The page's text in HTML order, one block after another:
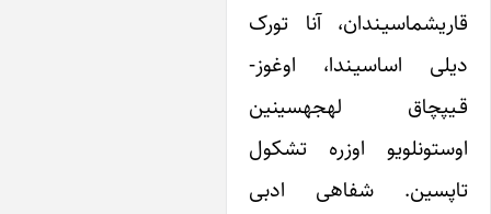
آنا تورک
اساسیـندا، اوغوز-
قـیپچاق لهجه‎سینین
اوستونلویو اوزره‎ تشکول
شفاهی ادبی